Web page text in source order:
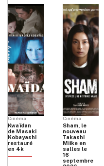
Cinéma
Kwaïdan
de Masaki
Kobayashi
restauré
en 4k
Cinéma
Sham, le
nouveau
Takashi
Miike en
salles le
16
septembre